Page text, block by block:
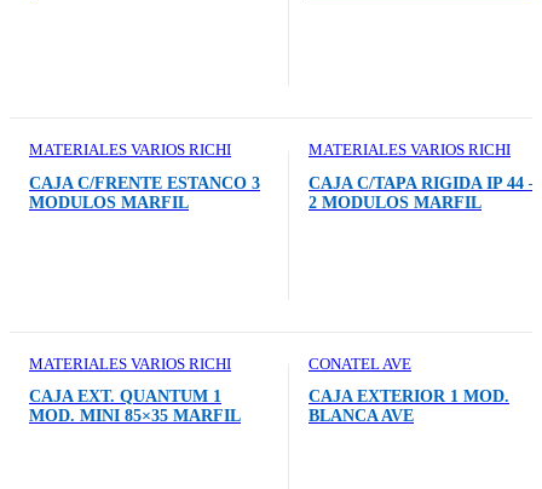
MATERIALES VARIOS RICHI
CAJA C/FRENTE ESTANCO 3
MODULOS MARFIL
MATERIALES VARIOS RICHI
CAJA C/TAPA RIGIDA IP 44 –
2 MODULOS MARFIL
MATERIALES VARIOS RICHI
CAJA EXT. QUANTUM 1
MOD. MINI 85×35 MARFIL
CONATEL AVE
CAJA EXTERIOR 1 MOD.
BLANCA AVE